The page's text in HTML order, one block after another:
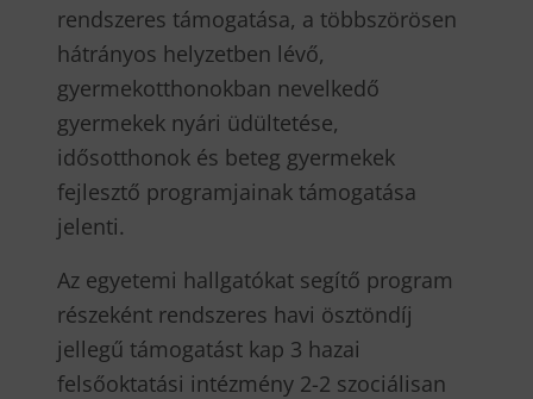
rendszeres támogatása, a többszörösen
hátrányos helyzetben lévő,
gyermekotthonokban nevelkedő
gyermekek nyári üdültetése,
idősotthonok és beteg gyermekek
fejlesztő programjainak támogatása
jelenti.
Az egyetemi hallgatókat segítő program
részeként rendszeres havi ösztöndíj
jellegű támogatást kap 3 hazai
felsőoktatási intézmény 2-2 szociálisan